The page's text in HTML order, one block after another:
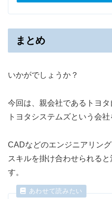
まとめ
いかがでしょうか？
今回は、親会社であるトヨ
トヨタシステムズという会社
CADなどのエンジニアリン
スキルを掛け合わせられる
す。